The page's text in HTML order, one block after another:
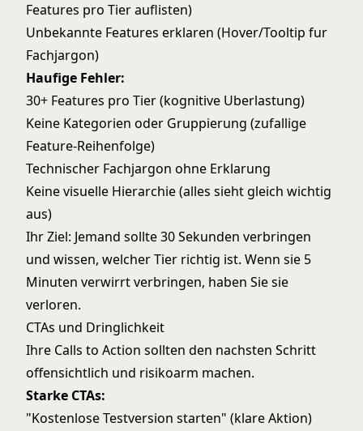
Features pro Tier auflisten)
Unbekannte Features erklaren (Hover/Tooltip fur
Fachjargon)
Haufige Fehler:
30+ Features pro Tier (kognitive Uberlastung)
Keine Kategorien oder Gruppierung (zufallige
Feature-Reihenfolge)
Technischer Fachjargon ohne Erklarung
Keine visuelle Hierarchie (alles sieht gleich wichtig
aus)
Ihr Ziel: Jemand sollte 30 Sekunden verbringen
und wissen, welcher Tier richtig ist. Wenn sie 5
Minuten verwirrt verbringen, haben Sie sie
verloren.
CTAs und Dringlichkeit
Ihre Calls to Action sollten den nachsten Schritt
offensichtlich und risikoarm machen.
Starke CTAs:
"Kostenlose Testversion starten" (klare Aktion)